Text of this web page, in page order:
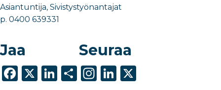
Asiantuntija, Sivistystyönantajat
p. 0400 639331
Jaa
F
X
Li S
Seuraa
In Li